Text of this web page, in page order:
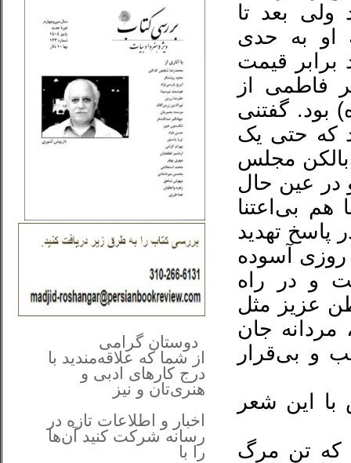
ولی بعد تا
او به حدی
برابر قیمت
فاطمی از
بود. گفتنی
که حتی یک
بالکن مجلس
در عین حال
هم بی‌اعتنا
پاسخ تهدید
آسوده
و در راه
عزیز مثل
جان
و بی‌قرار
با این شعر
که تن مرگ
دوستان گرامی
از شما که علاقه‌مندید با
درج کارهای‌ ادبی و
هنری‌تان و نیز
اخبار و اطلاعات تازه در
رسانه شرکت کنید آن‌ها
را با